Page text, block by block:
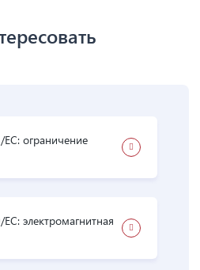
ограничение
электромагнитная